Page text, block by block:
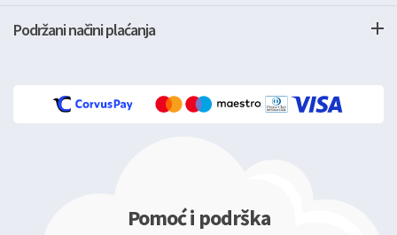
Podržani načini plaćanja
Pomoć i podrška